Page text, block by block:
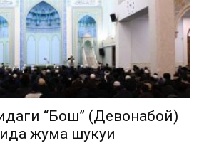
“Бош” (Девонабой)
жума шукуҳи